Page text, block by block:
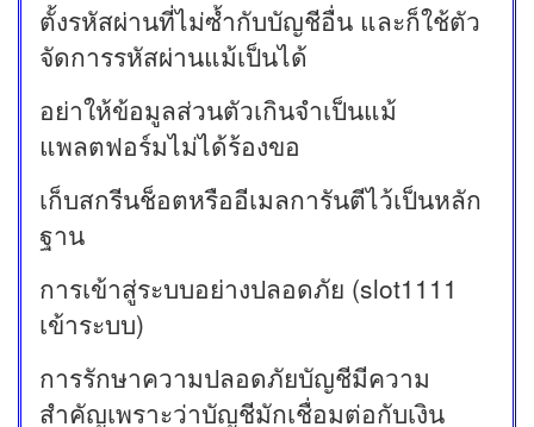
ตั้งรหัสผ่านที่ไม่ซ้ำกับบัญชีอื่น และก็ใช้ตัว
จัดการรหัสผ่านแม้เป็นได้
อย่าให้ข้อมูลส่วนตัวเกินจำเป็นแม้
แพลตฟอร์มไม่ได้ร้องขอ
เก็บสกรีนช็อตหรืออีเมลการันตีไว้เป็นหลัก
ฐาน
การเข้าสู่ระบบอย่างปลอดภัย (slot1111
เข้าระบบ)
การรักษาความปลอดภัยบัญชีมีความ
สำคัญเพราะว่าบัญชีมักเชื่อมต่อกับเงิน